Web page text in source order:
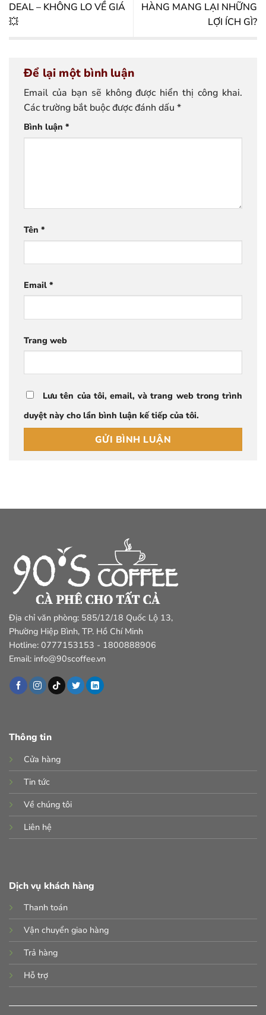
DEAL – KHÔNG LO VỀ GIÁ
💥
HÀNG MANG LẠI NHỮNG
LỢI ÍCH GÌ?
Để lại một bình luận
Email của bạn sẽ không được hiển thị công khai.
Các trường bắt buộc được đánh dấu *
Bình luận *
Tên *
Email *
Trang web
Lưu tên của tôi, email, và trang web trong trình
duyệt này cho lần bình luận kế tiếp của tôi.
Địa chỉ văn phòng: 585/12/18 Quốc Lộ 13,
Phường Hiệp Bình, TP. Hồ Chí Minh
Hotline: 0777153153 - 1800888906
Email: info@90scoffee.vn
Thông tin
Cửa hàng
Tin tức
Về chúng tôi
Liên hệ
Dịch vụ khách hàng
Thanh toán
Vận chuyển giao hàng
Trả hàng
Hỗ trợ